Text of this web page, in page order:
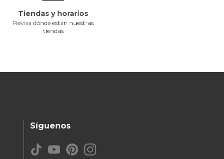
Tiendas y horarios
Revisa dónde están nuestras
tiendas
Síguenos